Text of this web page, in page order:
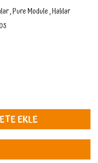
,Pure Module,Halılar
EKLE